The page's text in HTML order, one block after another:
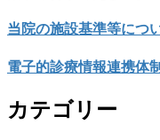
当院の施設基準等につ
電子的診療情報連携体
カテゴリー